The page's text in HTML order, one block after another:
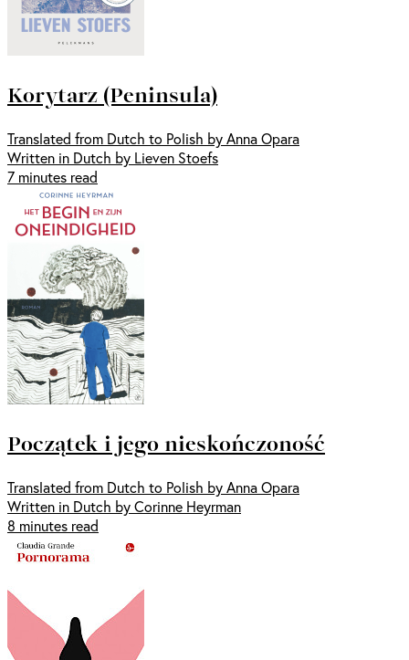
Korytarz (Peninsula)
Translated from Dutch to Polish by Anna Opara
Written in Dutch by Lieven Stoefs
7 minutes read
Początek i jego nieskończoność
Translated from Dutch to Polish by Anna Opara
Written in Dutch by Corinne Heyrman
8 minutes read